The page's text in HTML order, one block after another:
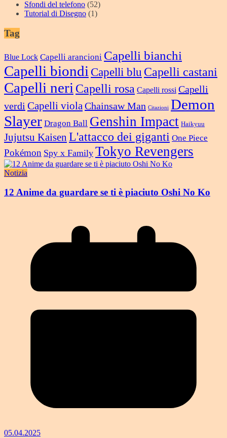
Sfondi del telefono (52)
Tutorial di Disegno (1)
Tag
Blue Lock Capelli arancioni Capelli bianchi
Capelli biondi Capelli blu Capelli castani
Capelli neri Capelli rosa Capelli rossi Capelli
verdi Capelli viola Chainsaw Man Citazioni Demon
Slayer Dragon Ball Genshin Impact Haikyuu
Jujutsu Kaisen L'attacco dei giganti One Piece
Pokémon Spy x Family Tokyo Revengers
Notizia
12 Anime da guardare se ti è piaciuto Oshi No Ko
05.04.2025